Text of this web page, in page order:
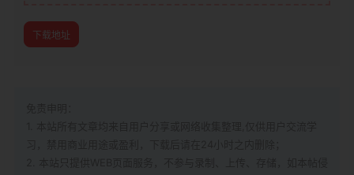
下载地址